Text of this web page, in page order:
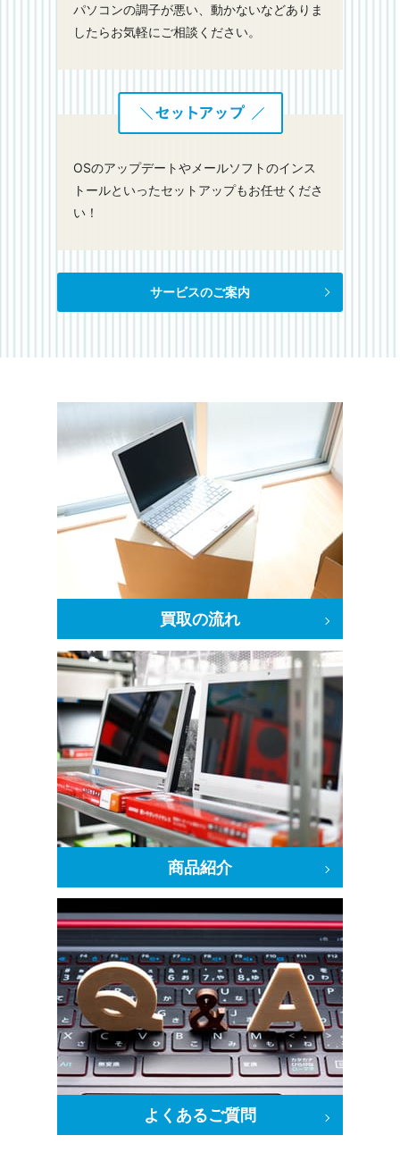
パソコンの調子が悪い、動かないなどありま
したらお気軽にご相談ください。
OSのアップデートやメールソフトのインス
トールといったセットアップもお任せくださ
い！
サービスのご案内
買取の流れ
商品紹介
よくあるご質問